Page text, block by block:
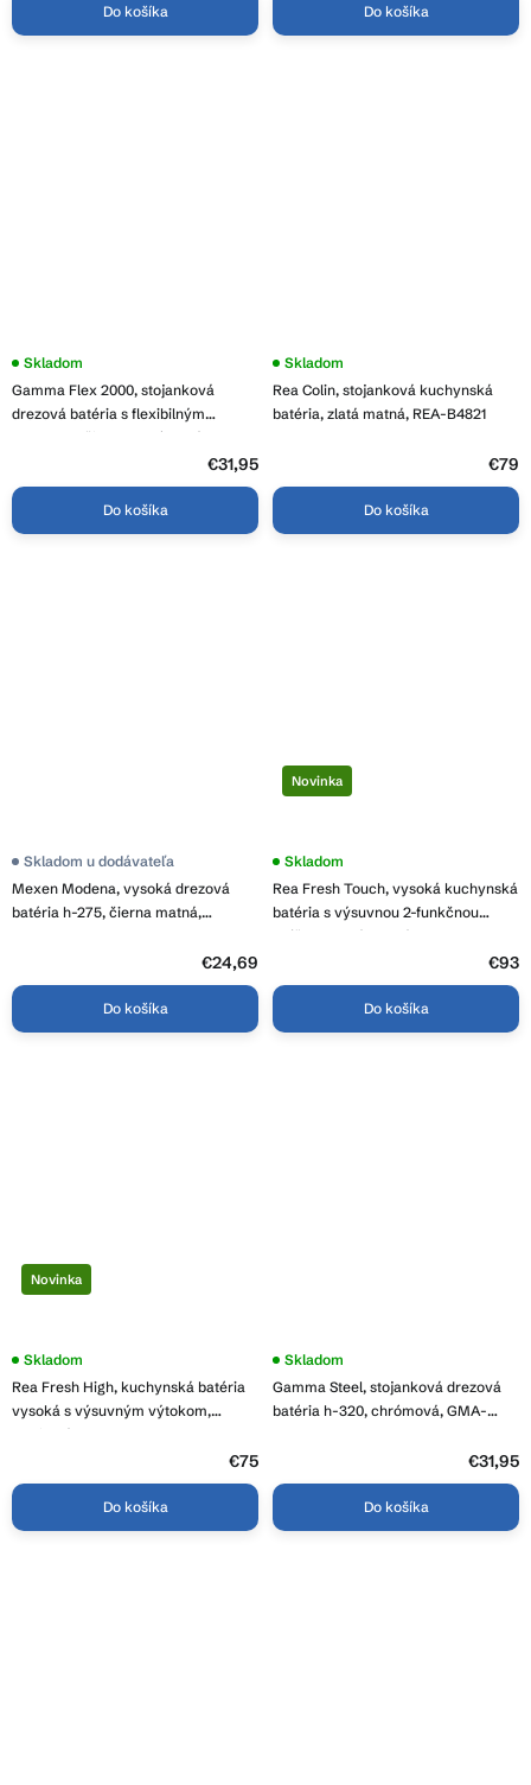
Do košíka Do košíka
Gamma Flex 2000, stojanková
drezová batéria s flexibilným
ramenom, čierna-chrómová, GMA-
Skladom
€31,95
Do košíka
Rea Colin, stojanková kuchynská
batéria, zlatá matná, REA-B4821
Priemerné
produktu
je
Skladom
€79
Do košíka
Mexen Modena, vysoká drezová
batéria h-275, čierna matná,
Priemerné
produktu
je
Skladom u dodávateľa
€24,69
Do košíka
Novinka
Rea Fresh Touch, vysoká kuchynská
batéria s výsuvnou 2-funkčnou
spŕškou, zlatá matná, REA-B9842
Skladom
€93
Do košíka
Novinka
Rea Fresh High, kuchynská batéria
vysoká s výsuvným výtokom,
grafitová, REA-B7202
Skladom
€75
Do košíka
Gamma Steel, stojanková drezová
batéria h-320, chrómová, GMA-
Skladom
€31,95
Do košíka